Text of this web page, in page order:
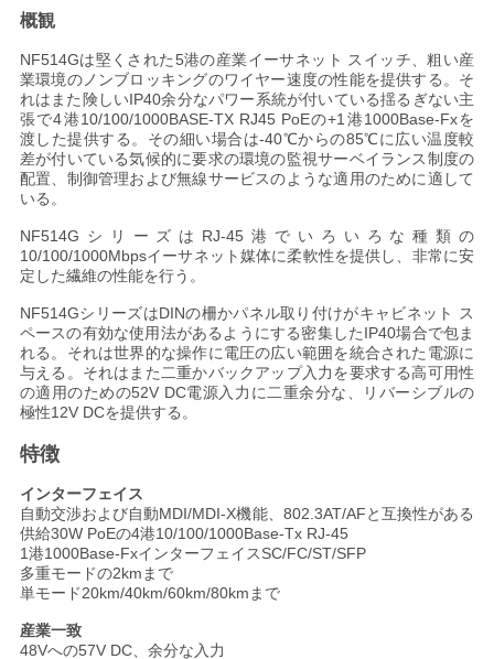
さ
い
ニ
ュ
ー
ス
引
用
を
要
求
し
な
概観
NF514Gは堅くされた5港の産業イーサネット スイッチ、粗い産
業環境のノンブロッキングのワイヤー速度の性能を提供する。そ
れはまた険しいIP40余分なパワー系統が付いている揺るぎない主
張で4港10/100/1000BASE-TX RJ45 PoEの+1港1000Base-Fxを
渡した提供する。その細い場合は-40℃からの85℃に広い温度較
差が付いている気候的に要求の環境の監視サーベイランス制度の
配置、制御管理および無線サービスのような適用のために適して
いる。
NF514GシリーズはRJ-45港でいろいろな種類の
10/100/1000Mbpsイーサネット媒体に柔軟性を提供し、非常に安
定した繊維の性能を行う。
NF514GシリーズはDINの柵かパネル取り付けがキャビネット ス
ペースの有効な使用法があるようにする密集したIP40場合で包ま
れる。それは世界的な操作に電圧の広い範囲を統合された電源に
与える。それはまた二重かバックアップ入力を要求する高可用性
の適用のための52V DC電源入力に二重余分な、リバーシブルの
極性12V DCを提供する。
特徴
インターフェイス
自動交渉および自動MDI/MDI-X機能、802.3AT/AFと互換性がある
供給30W PoEの4港10/100/1000Base-Tx RJ-45
1港1000Base-FxインターフェイスSC/FC/ST/SFP
多重モードの2kmまで
単モード20km/40km/60km/80kmまで
産業一致
48Vへの57V DC、余分な入力